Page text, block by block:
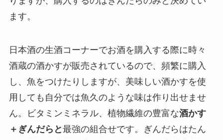
ます。
日本酒の生酒コーナーでお酒を購入する際に時々
酒蔵の酒かすが販売されているので、頻繁に購入
し、魚をつけたりしますが、美味しい酒かすを使
用しても自分では魚久のような味は作り出せませ
ん。ビタミンミネラル、植物繊維の豊富な酒かす
＋ぎんだらと最強の組合せです。ぎんだらはたん